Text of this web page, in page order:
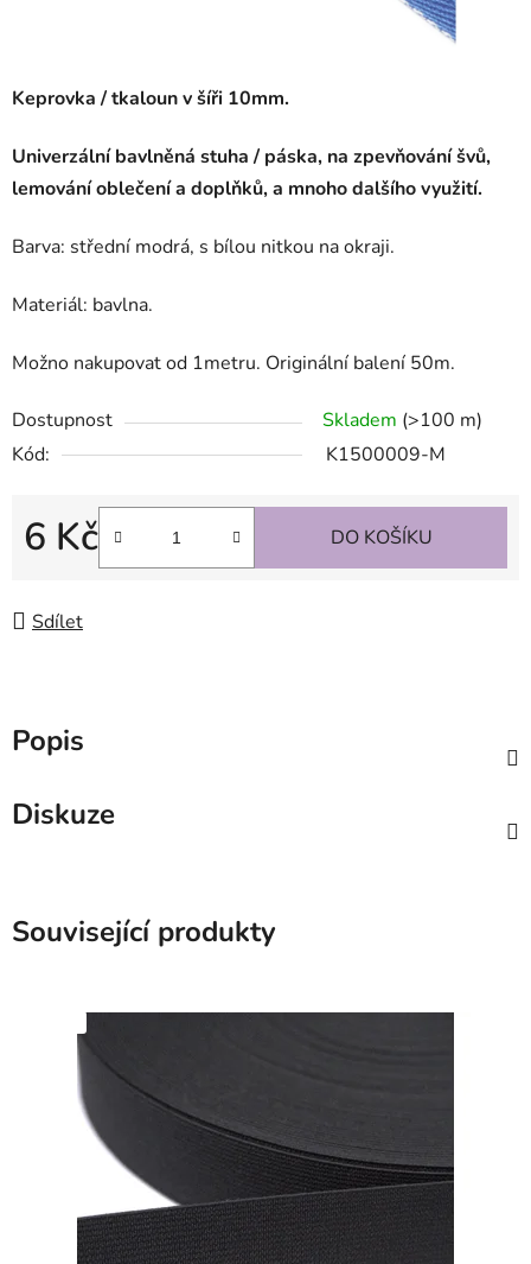
Keprovka / tkaloun v šíři 10mm.
Univerzální bavlněná stuha / páska, na zpevňování švů,
lemování oblečení a doplňků, a mnoho dalšího využití.
Barva: střední modrá, s bílou nitkou na okraji.
Materiál: bavlna.
Možno nakupovat od 1metru. Originální balení 50m.
Dostupnost Skladem (>100 m)
Kód:
K1500009-M
6 Kč
Měrná cena:
DO KOŠÍKU
Sdílet
Popis
Diskuze
Související produkty